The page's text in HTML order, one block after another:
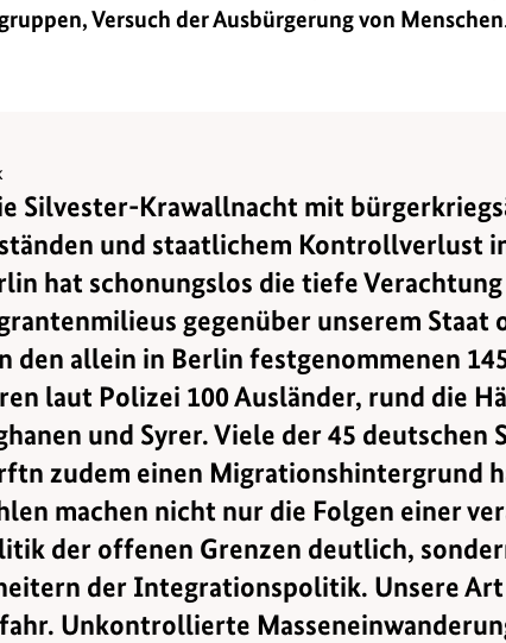
Versuch der Ausbürgerung von Menschen
Silvester-Krawallnacht mit
und staatlichem Kontrollverlust
hat schonungslos die tiefe
gegenüber unserem Staat
den allein in Berlin festgenommenen
laut Polizei 100 Ausländer, rund die
und Syrer. Viele der 45 deutschen
zudem einen Migrationshintergrund
machen nicht nur die Folgen einer
der offenen Grenzen deutlich,
der Integrationspolitik. Unsere
Unkontrollierte